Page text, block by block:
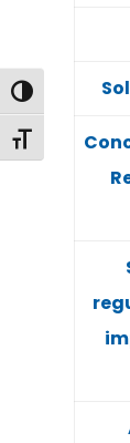
Alternar alto
Alternar